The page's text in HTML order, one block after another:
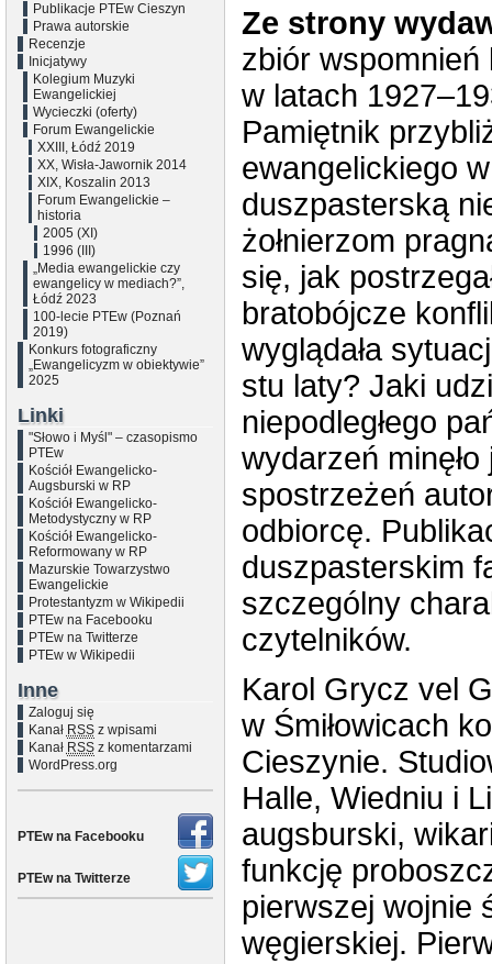
Publikacje PTEw Cieszyn
Prawa autorskie
Recenzje
Inicjatywy
Kolegium Muzyki
Ewangelickiej
Wycieczki (oferty)
Forum Ewangelickie
XXIII, Łódź 2019
XX, Wisła-Jawornik 2014
XIX, Koszalin 2013
Forum Ewangelickie –
historia
2005 (XI)
1996 (III)
„Media ewangelickie czy
ewangelicy w mediach?”,
Łódź 2023
100-lecie PTEw (Poznań
2019)
Konkurs fotograficzny
„Ewangelicyzm w obiektywie”
2025
Linki
"Słowo i Myśl" – czasopismo
PTEw
Kościół Ewangelicko-
Augsburski w RP
Kościół Ewangelicko-
Metodystyczny w RP
Kościół Ewangelicko-
Reformowany w RP
Mazurskie Towarzystwo
Ewangelickie
Protestantyzm w Wikipedii
PTEw na Facebooku
PTEw na Twitterze
PTEw w Wikipedii
Inne
Zaloguj się
Kanał RSSz wpisami
Kanał RSSz komentarzami
WordPress.org
PTEw na Facebooku
PTEw na Twitterze
Ze strony
zbiór wspomnień
w latach
Pamiętnik
ewangelickiego
duszpasterską
żołnierzom
się, jak
bratobójcze
wyglądała
stu laty? Jaki
niepodległego
wydarzeń
spostrzeżeń
odbiorcę.
duszpasterskim
szczególny
czytelników.
Karol Grycz vel
w Śmiłowicach
Cieszynie.
Halle, Wiedniu i
augsburski,
funkcję
pierwszej wojnie
węgierskiej.